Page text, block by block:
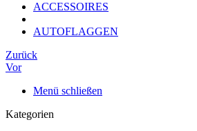
ACCESSOIRES
AUTOFLAGGEN
Zurück
Vor
Menü schließen
Kategorien